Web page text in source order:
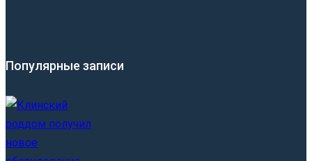
Популярные записи